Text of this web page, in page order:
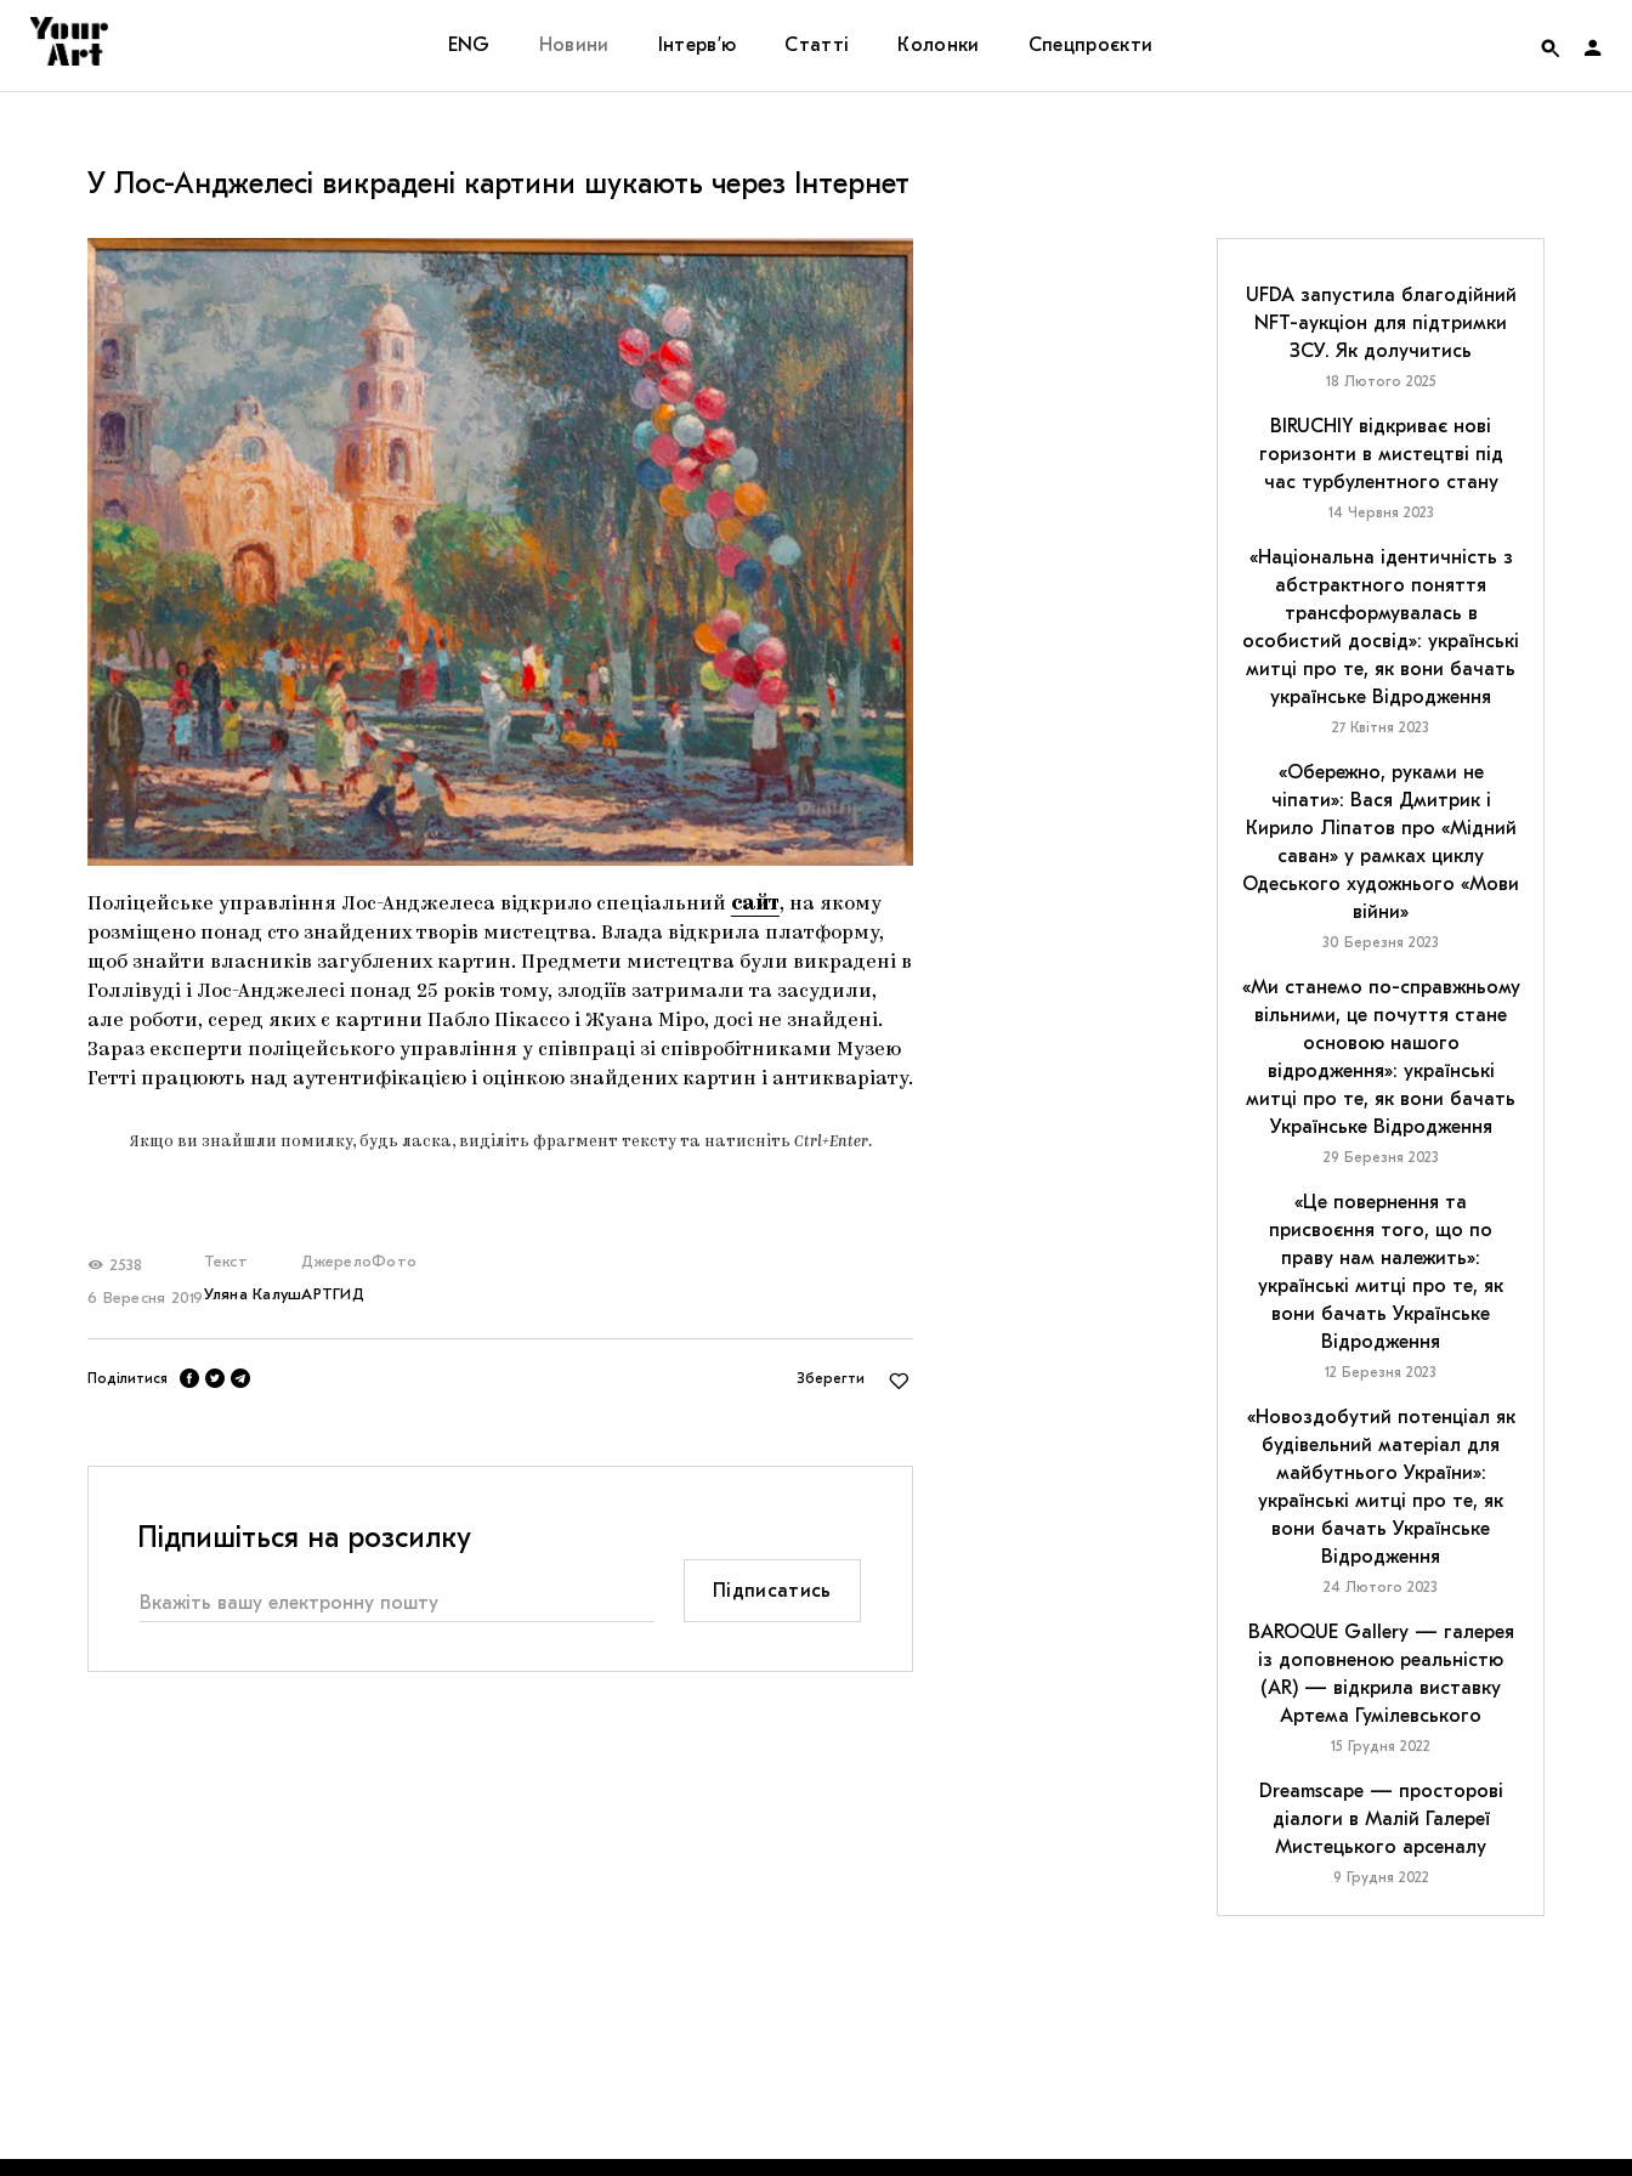
ENG Новини Інтерв’ю Статті Колонки Спецпроєкти
У Лос-Анджелесі викрадені картини шукають через Інтернет
Поліцейське управління Лос-Анджелеса відкрило спеціальний сайт, на якому
розміщено понад сто знайдених творів мистецтва. Влада відкрила платформу,
щоб знайти власників загублених картин. Предмети мистецтва були викрадені в
Голлівуді і Лос-Анджелесі понад 25 років тому, злодіїв затримали та засудили,
але роботи, серед яких є картини Пабло Пікассо і Жуана Міро, досі не знайдені.
Зараз експерти поліцейського управління у співпраці зі співробітниками Музею
Гетті працюють над аутентифікацією і оцінкою знайдених картин і антикваріату.
Якщо ви знайшли помилку, будь ласка, виділіть фрагмент тексту та натисніть Ctrl+Enter.
2538
6 Вересня 2019
Текст
Уляна Калуш
Джерело
АРТГИД
Фото
Поділитися Зберегти
Підпишіться на розсилку
Підписатись
UFDA запустила благодійний
NFT-аукціон для підтримки
ЗСУ. Як долучитись
18 Лютого 2025
BIRUCHIY відкриває нові
горизонти в мистецтві під
час турбулентного стану
14 Червня 2023
«Національна ідентичність з
абстрактного поняття
трансформувалась в
особистий досвід»: українські
митці про те, як вони бачать
українське Відродження
27 Квітня 2023
«Обережно, руками не
чіпати»: Вася Дмитрик і
Кирило Ліпатов про «Мідний
саван» у рамках циклу
Одеського художнього «Мови
війни»
30 Березня 2023
«Ми станемо по-справжньому
вільними, це почуття стане
основою нашого
відродження»: українські
митці про те, як вони бачать
Українське Відродження
29 Березня 2023
«Це повернення та
присвоєння того, що по
праву нам належить»:
українські митці про те, як
вони бачать Українське
Відродження
12 Березня 2023
«Новоздобутий потенціал як
будівельний матеріал для
майбутнього України»:
українські митці про те, як
вони бачать Українське
Відродження
24 Лютого 2023
BAROQUE Gallery — галерея
із доповненою реальністю
(AR) — відкрила виставку
Артема Гумілевського
15 Грудня 2022
Dreamscape — просторові
діалоги в Малій Галереї
Мистецького арсеналу
9 Грудня 2022